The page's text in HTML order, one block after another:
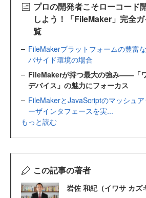
プロの開発者こそローコード
しよう！「FileMaker」完全
覧
FileMakerプラットフォームの豊
バサイド環境の場合
FileMakerが持つ最大の強み――「
デバイス」の魅力にフォーカス
FileMakerとJavaScriptのマッシュ
ーザインタフェースを実...
もっと読む
この記事の著者
岩佐 和紀（イワサ カズ